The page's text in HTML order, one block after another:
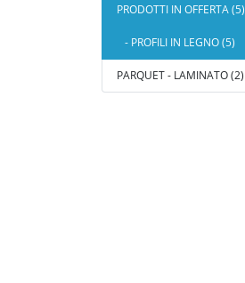
PRODOTTI IN OFFERTA (5)
- PROFILI IN LEGNO (5)
PARQUET - LAMINATO (2)